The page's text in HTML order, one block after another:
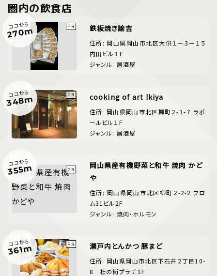
圏内の飲食店
ココから
270m 鉄板焼き諭吉
住所: 岡山県岡山市北区大供１－３ー１５
内田ビル１Ｆ
ジャンル: 居酒屋
ココから
348m cooking of art Ikiya
住所: 岡山県岡山市北区柳町２-１-７ ラポ
ールビル１Ｆ
ジャンル: 居酒屋
ココから
355m
岡山県産有機野菜と和牛 焼肉 かど
や
住所: 岡山県岡山市北区柳町２-2-2 フロ
ム31ビル2F
ジャンル: 焼肉・ホルモン
ココから
361m 瀬戸内とんかつ 豚まど
住所: 岡山県岡山市北区下石井２丁目10-
8 杜の街プラザ１F